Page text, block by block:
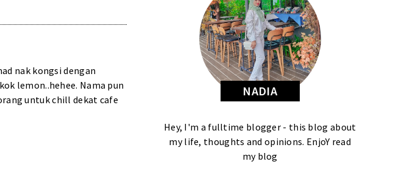
nak kongsi dengan
lemon..hehee. Nama pun
untuk chill dekat cafe
NADIA
Hey, I'm a fulltime blogger - this blog about
my life, thoughts and opinions. EnjoY read
my blog